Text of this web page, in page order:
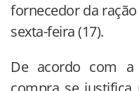
fornecedor da
sexta-feira (17).
De acordo com a